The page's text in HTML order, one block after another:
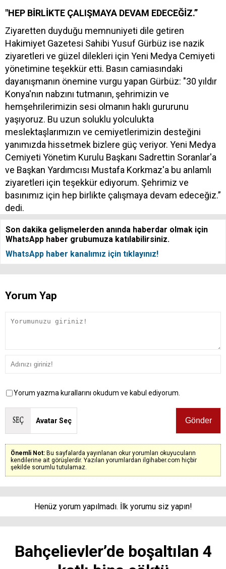
"HEP BİRLİKTE ÇALIŞMAYA DEVAM EDECEĞİZ.”
Ziyaretten duyduğu memnuniyeti dile getiren
Hakimiyet Gazetesi Sahibi Yusuf Gürbüz ise nazik
ziyaretleri ve güzel dilekleri için Yeni Medya Cemiyeti
yönetimine teşekkür etti. Basın camiasındaki
dayanışmanın önemine vurgu yapan Gürbüz: "30 yıldır
Konya'nın nabzını tutmanın, şehrimizin ve
hemşehrilerimizin sesi olmanın haklı gururunu
yaşıyoruz. Bu uzun soluklu yolculukta
meslektaşlarımızın ve cemiyetlerimizin desteğini
yanımızda hissetmek bizlere güç veriyor. Yeni Medya
Cemiyeti Yönetim Kurulu Başkanı Sadrettin Soranlar'a
ve Başkan Yardımcısı Mustafa Korkmaz'a bu anlamlı
ziyaretleri için teşekkür ediyorum. Şehrimiz ve
basınımız için hep birlikte çalışmaya devam edeceğiz.”
dedi.
Son dakika gelişmelerden anında haberdar olmak için
WhatsApp haber grubumuza katılabilirsiniz.
WhatsApp haber kanalımız için tıklayınız!
Yorum Yap
Yorum yazma kurallarını okudum ve kabul ediyorum.
Avatar Seç
Önemli Not: Bu sayfalarda yayınlanan okur yorumları okuyucuların
kendilerine ait görüşlerdir. Yazılan yorumlardan ilgihaber.com hiçbir
şekilde sorumlu tutulamaz.
Henüz yorum yapılmadı. İlk yorumu siz yapın!
Bahçelievler’de boşaltılan 4